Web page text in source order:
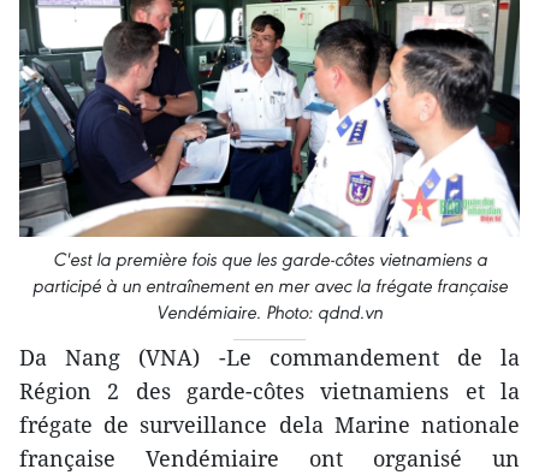
C'est la première fois que les garde-côtes vietnamiens a
participé à un entraînement en mer avec la frégate française
Vendémiaire. Photo: qdnd.vn
Da Nang (VNA) -Le commandement de la
Région 2 des garde-côtes vietnamiens et la
frégate de surveillance dela Marine nationale
française Vendémiaire ont organisé un